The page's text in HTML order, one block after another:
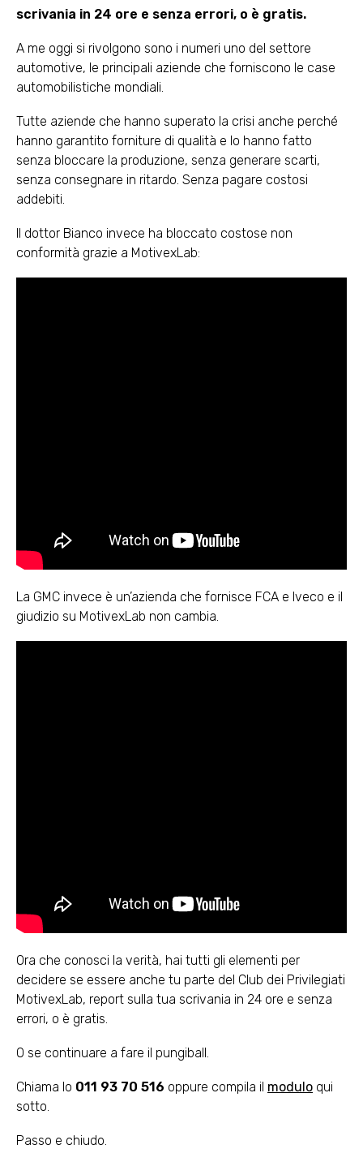
scrivania in 24 ore e senza errori, o è gratis.
A me oggi si rivolgono sono i numeri uno del settore
automotive, le principali aziende che forniscono le case
automobilistiche mondiali.
Tutte aziende che hanno superato la crisi anche perché
hanno garantito forniture di qualità e lo hanno fatto
senza bloccare la produzione, senza generare scarti,
senza consegnare in ritardo. Senza pagare costosi
addebiti.
Il dottor Bianco invece ha bloccato costose non
conformità grazie a MotivexLab:
La GMC invece è un’azienda che fornisce FCA e Iveco e il
giudizio su MotivexLab non cambia.
Ora che conosci la verità, hai tutti gli elementi per
decidere se essere anche tu parte del Club dei Privilegiati
MotivexLab, report sulla tua scrivania in 24 ore e senza
errori, o è gratis.
O se continuare a fare il pungiball.
Chiama lo 011 93 70 516 oppure compila il modulo qui
sotto.
Passo e chiudo.